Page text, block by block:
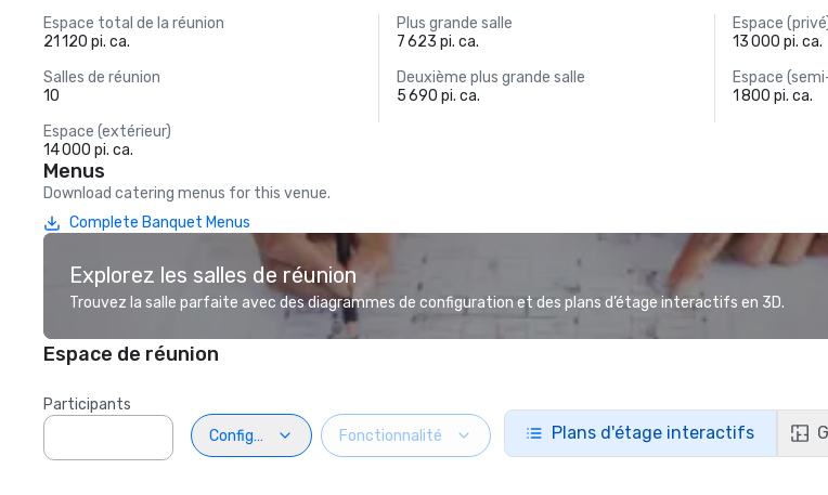
Espace total de la réunion
21 120 pi. ca.
Plus grande salle
7 623 pi. ca.
Espace
13 000 pi. ca.
Salles de réunion
10
Deuxième plus grande salle
5 690 pi. ca.
Espace
1 800 pi. ca.
Espace (extérieur)
14 000 pi. ca.
Menus
Download catering menus for this venue.
Complete Banquet Menus
Explorez les salles de réunion
Trouvez la salle parfaite avec des diagrammes de configuration et des plans d’étage interactifs en 3D.
Espace de réunion
Participants
Configuration
Fonctionnalité Plans d'étage interactifs